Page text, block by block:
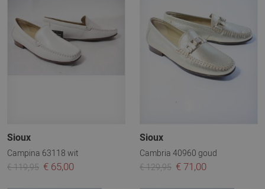
Sioux
Campina 63118 wit
€ 119,95 € 65,00
Sioux
Cambria 40960 goud
€ 129,95 € 71,00